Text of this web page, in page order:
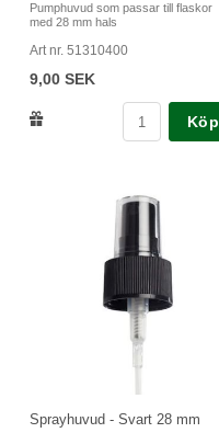
Pumphuvud som passar till flaskor
med 28 mm hals
Art nr. 51310400
9,00 SEK
Köp
Sprayhuvud - Svart 28 mm